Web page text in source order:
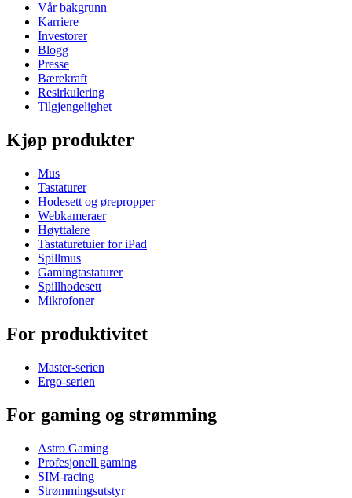
Vår bakgrunn
Karriere
Investorer
Blogg
Presse
Bærekraft
Resirkulering
Tilgjengelighet
Kjøp produkter
Mus
Tastaturer
Hodesett og ørepropper
Webkameraer
Høyttalere
Tastaturetuier for iPad
Spillmus
Gamingtastaturer
Spillhodesett
Mikrofoner
For produktivitet
Master-serien
Ergo-serien
For gaming og strømming
Astro Gaming
Profesjonell gaming
SIM-racing
Strømmingsutstyr